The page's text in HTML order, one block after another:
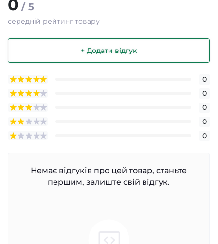
0 / 5
середній рейтинг товару
+ Додати відгук
0
0
0
0
0
Немає відгуків про цей товар, станьте
першим, залиште свій відгук.